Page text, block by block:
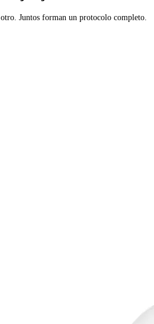
Juntos forman un protocolo completo.